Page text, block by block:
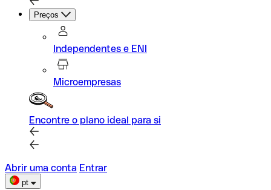
Preços
Independentes e ENI
Microempresas
Encontre o plano ideal para si
Abrir uma conta Entrar
pt